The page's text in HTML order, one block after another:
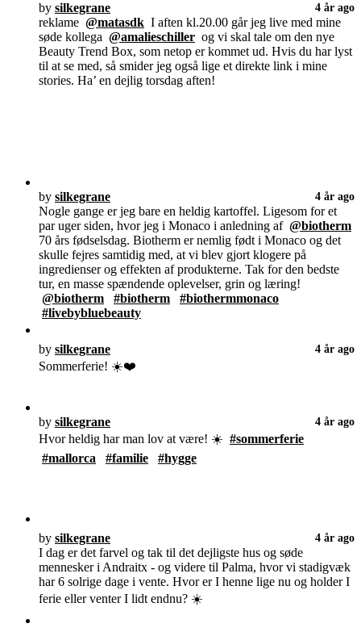
by silkegrane 4 år ago
reklame @matasdk I aften kl.20.00 går jeg live med mine
søde kollega @amalieschiller og vi skal tale om den nye
Beauty Trend Box, som netop er kommet ud. Hvis du har lyst
til at se med, så smider jeg også lige et direkte link i mine
stories. Ha’ en dejlig torsdag aften!
by silkegrane 4 år ago
Nogle gange er jeg bare en heldig kartoffel. Ligesom for et
par uger siden, hvor jeg i Monaco i anledning af @biotherm
70 års fødselsdag. Biotherm er nemlig født i Monaco og det
skulle fejres samtidig med, at vi blev gjort klogere på
ingredienser og effekten af produkterne. Tak for den bedste
tur, en masse spændende oplevelser, grin og læring!
@biotherm
#biotherm
#biothermmonaco
#livebybluebeauty
by silkegrane 4 år ago
Sommerferie! ☀️❤️
by silkegrane 4 år ago
Hvor heldig har man lov at være! ☀️ #sommerferie
#mallorca
#familie #hygge
by silkegrane 4 år ago
I dag er det farvel og tak til det dejligste hus og søde
mennesker i Andraitx - og videre til Palma, hvor vi stadigvæk
har 6 solrige dage i vente. Hvor er I henne lige nu og holder I
ferie eller venter I lidt endnu? ☀️